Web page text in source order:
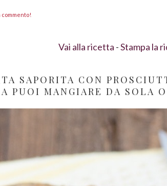
commento!
Vai alla ricetta -Stampa la
SAPORITA CON
PUOI MANGIARE DA SOLA